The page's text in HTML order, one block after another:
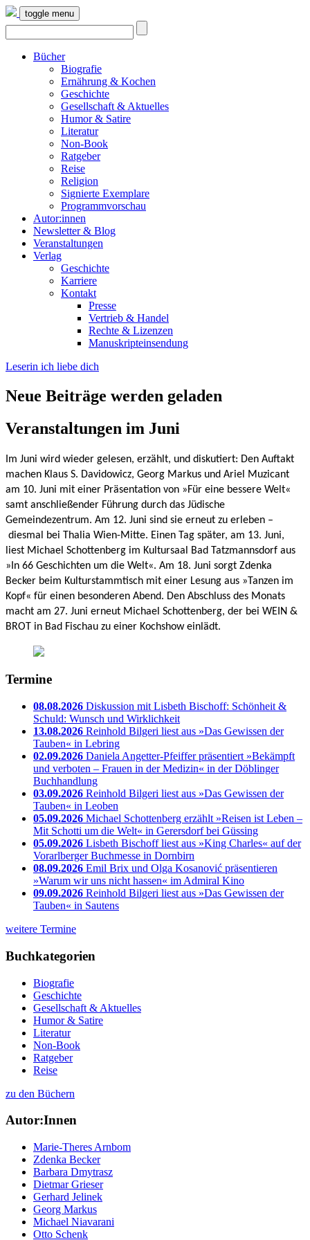
toggle menu
Bücher
Biografie
Ernährung & Kochen
Geschichte
Gesellschaft & Aktuelles
Humor & Satire
Literatur
Non-Book
Ratgeber
Reise
Religion
Signierte Exemplare
Programmvorschau
Autor:innen
Newsletter & Blog
Veranstaltungen
Verlag
Geschichte
Karriere
Kontakt
Presse
Vertrieb & Handel
Rechte & Lizenzen
Manuskripteinsendung
Leserin ich liebe dich
Neue Beiträge werden geladen
Veranstaltungen im Juni
Im Juni wird wieder gelesen, erzählt, und diskutiert: Den Auftakt
machen Klaus S. Davidowicz, Georg Markus und Ariel Muzicant
am 10. Juni mit einer Präsentation von »Für eine bessere Welt«
samt anschließender Führung durch das Jüdische
Gemeindezentrum. Am 12. Juni sind sie erneut zu erleben –
diesmal bei Thalia Wien-Mitte. Einen Tag später, am 13. Juni,
liest Michael Schottenberg im Kultursaal Bad Tatzmannsdorf aus
»In 66 Geschichten um die Welt«. Am 18. Juni sorgt Zdenka
Becker beim Kulturstammtisch mit einer Lesung aus »Tanzen im
Kopf« für einen besonderen Abend. Den Abschluss des Monats
macht am 27. Juni erneut Michael Schottenberg, der bei WEIN &
BROT in Bad Fischau zu einer Kochshow einlädt.
Termine
08.08.2026 Diskussion mit Lisbeth Bischoff: Schönheit &
Schuld: Wunsch und Wirklichkeit
13.08.2026 Reinhold Bilgeri liest aus »Das Gewissen der
Tauben« in Lebring
02.09.2026 Daniela Angetter-Pfeiffer präsentiert »Bekämpft
und verboten – Frauen in der Medizin« in der Döblinger
Buchhandlung
03.09.2026 Reinhold Bilgeri liest aus »Das Gewissen der
Tauben« in Leoben
05.09.2026 Michael Schottenberg erzählt »Reisen ist Leben –
Mit Schotti um die Welt« in Gerersdorf bei Güssing
05.09.2026 Lisbeth Bischoff liest aus »King Charles« auf der
Vorarlberger Buchmesse in Dornbirn
08.09.2026 Emil Brix und Olga Kosanović präsentieren
»Warum wir uns nicht hassen« im Admiral Kino
09.09.2026 Reinhold Bilgeri liest aus »Das Gewissen der
Tauben« in Sautens
weitere Termine
Buchkategorien
Biografie
Geschichte
Gesellschaft & Aktuelles
Humor & Satire
Literatur
Non-Book
Ratgeber
Reise
zu den Büchern
Autor:Innen
Marie-Theres Arnbom
Zdenka Becker
Barbara Dmytrasz
Dietmar Grieser
Gerhard Jelinek
Georg Markus
Michael Niavarani
Otto Schenk